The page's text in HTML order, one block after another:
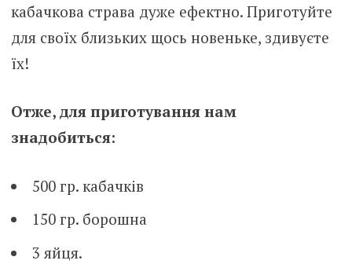
кабачкова страва дуже ефектно. Приготуйте
для своїх близьких щось новеньке, здивуєте
їх!
Отже, для приготування нам
знадобиться:
500 гр. кабачків
150 гр. борошна
3 яйця.